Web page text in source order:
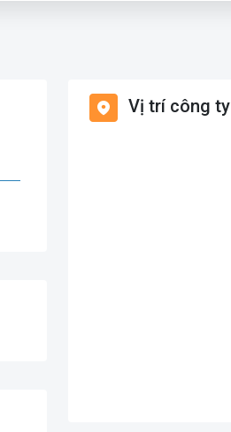
Vị trí công ty